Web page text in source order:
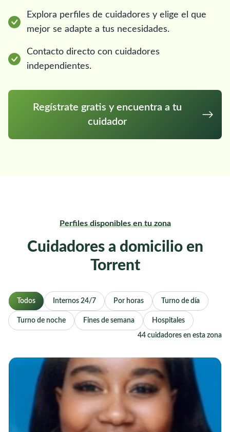
Explora perfiles de cuidadores y elige el que
mejor se adapte a tus necesidades.
Contacto directo con cuidadores
independientes.
Regístrate gratis y encuentra a tu
cuidador
Perfiles disponibles en tu zona
Cuidadores a domicilio en
Torrent
Todos Internos 24/7 Por horas Turno de día
Turno de noche Fines de semana Hospitales
44 cuidadores en esta zona